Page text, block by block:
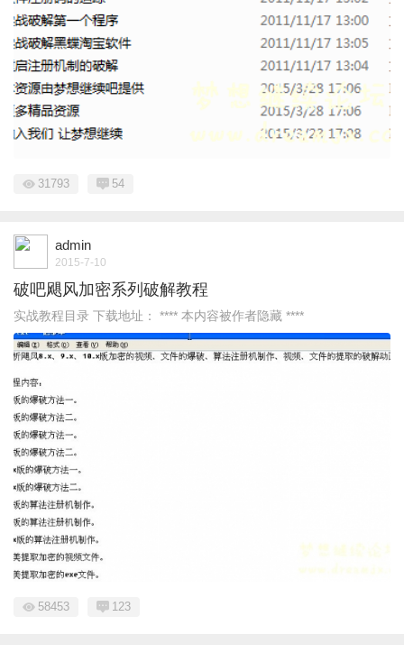
31793 54
admin
2015-7-10
破吧飓风加密系列破解教程
实战教程目录 下载地址： **** 本内容被作者隐藏 ****
58453 123